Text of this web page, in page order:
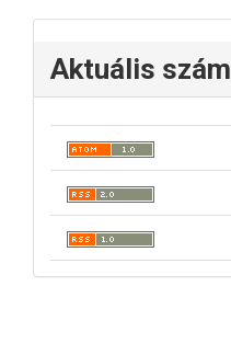
Aktuális szám